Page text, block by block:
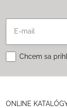
Chcem sa
ONLINE